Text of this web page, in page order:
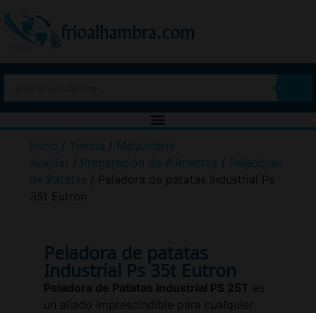
Inicio / Tienda / Maquinaria
Auxiliar / Preparación de Alimentos / Peladoras
de Patatas / Peladora de patatas Industrial Ps
35t Eutron
Peladora de patatas
Industrial Ps 35t Eutron
Peladora de Patatas Industrial PS 25T es
un aliado imprescindible para cualquier